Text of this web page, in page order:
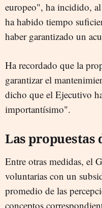
europeo", ha incidido,
ha habido tiempo
haber garantizado un
Ha recordado que la
garantizar el
dicho que el Ejecutivo
importantísimo".
Las propuestas
Entre otras medidas, el
voluntarias con un
promedio de las
conceptos